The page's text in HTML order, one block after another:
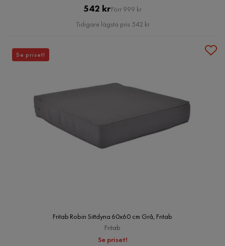
Pris
542 krOriginal
Pris
Förr 999 kr
Tidigare lägsta pris 542 kr
Fritab Robin Sittdyna 60x60 cm Grå, Fritab
Fritab
Se priset!
Se priset!